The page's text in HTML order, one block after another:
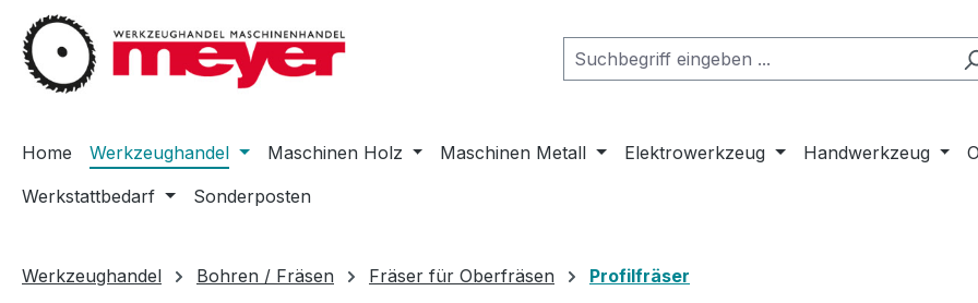
Hauptinhalt springen
Zur Suche springen
Zur Hauptnavigation springen
Home Werkzeughandel Maschinen Holz Maschinen Metall Elektrowerkzeug Handwerkzeug
Werkstattbedarf
Sonderposten
Werkzeughandel Bohren / Fräsen Fräser für Oberfräsen Profilfräser